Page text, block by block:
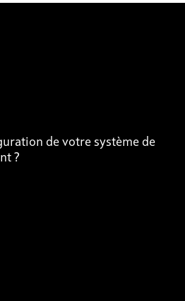
de votre système de
?